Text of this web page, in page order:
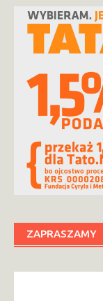
ZAPRASZAMY